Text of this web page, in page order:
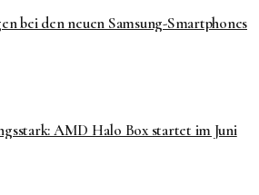
bei den neuen Samsung-Smartphones
AMD Halo Box startet im Juni